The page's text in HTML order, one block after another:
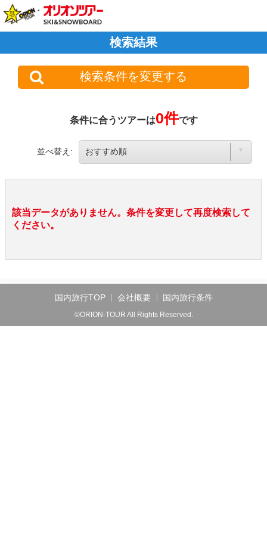
検索結果
検索条件を変更する
条件に合うツアーは0件です
並べ替え:
該当データがありません。条件を変更して再度検索して
ください。
国内旅行TOP 会社概要 国内旅行条件
©ORION-TOUR All Rights Reserved.